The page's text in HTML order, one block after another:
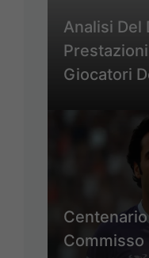
Analisi Del
Giocatori
Commisso